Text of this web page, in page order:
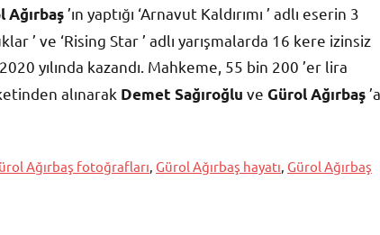
Ağırbaş’ın yaptığı ‘Arnavut Kaldırımı ’ adlı eserin 3
’ ve ‘Rising Star ’ adlı yarışmalarda 16 kere izinsiz
2020 yılında kazandı. Mahkeme, 55 bin 200 ’er lira
alınarak Demet Sağıroğlu ve Gürol Ağırbaş’a
Ağırbaş fotoğrafları, Gürol Ağırbaş hayatı, Gürol Ağırbaş